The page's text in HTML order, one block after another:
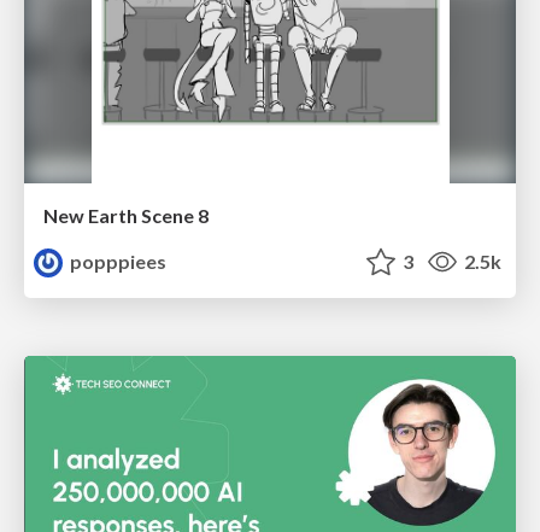
New Earth Scene 8
popppiees
3 2.5k